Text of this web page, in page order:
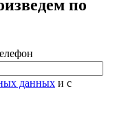
по
данных и с